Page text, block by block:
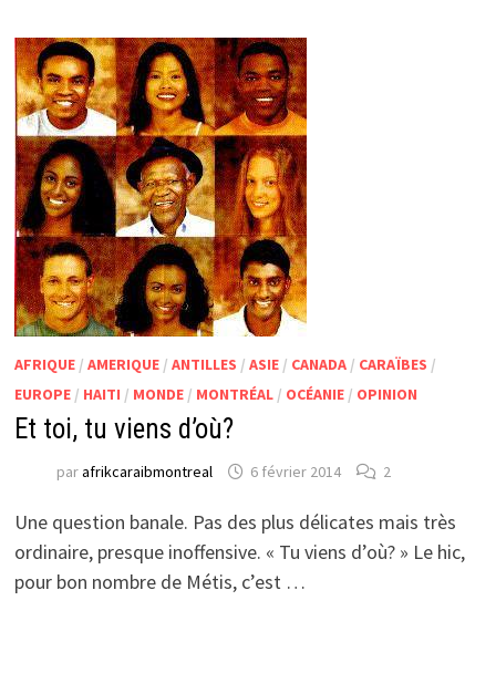
AFRIQUE/ AMERIQUE/ ANTILLES / ASIE/ CANADA/ CARAÏBES /
EUROPE/ HAITI / MONDE/ MONTRÉAL/ OCÉANIE/ OPINION
Et toi, tu viens d’où?
parafrikcaraibmontreal 6 février 2014 2
Une question banale. Pas des plus délicates mais très
ordinaire, presque inoffensive. « Tu viens d’où? » Le hic,
pour bon nombre de Métis, c’est …